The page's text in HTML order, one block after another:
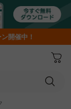
開催中！